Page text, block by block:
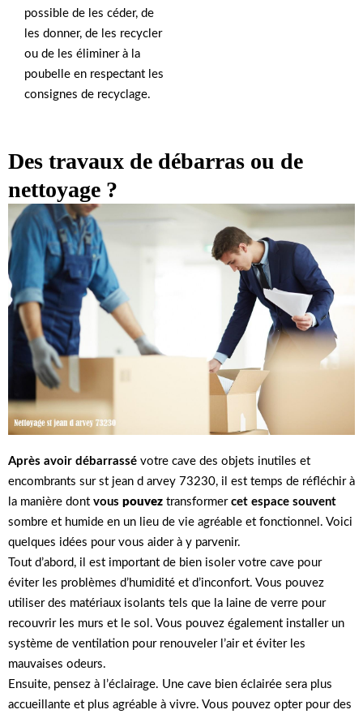
possible de les céder, de
les donner, de les recycler
ou de les éliminer à la
poubelle en respectant les
consignes de recyclage.
Des travaux de débarras ou de
nettoyage ?
Après avoir débarrassé votre cave des objets inutiles et
encombrants sur st jean d arvey 73230, il est temps de réfléchir à
la manière dont vous pouvez transformer cet espace souvent
sombre et humide en un lieu de vie agréable et fonctionnel. Voici
quelques idées pour vous aider à y parvenir.
Tout d’abord, il est important de bien isoler votre cave pour
éviter les problèmes d’humidité et d’inconfort. Vous pouvez
utiliser des matériaux isolants tels que la laine de verre pour
recouvrir les murs et le sol. Vous pouvez également installer un
système de ventilation pour renouveler l’air et éviter les
mauvaises odeurs.
Ensuite, pensez à l’éclairage. Une cave bien éclairée sera plus
accueillante et plus agréable à vivre. Vous pouvez opter pour des